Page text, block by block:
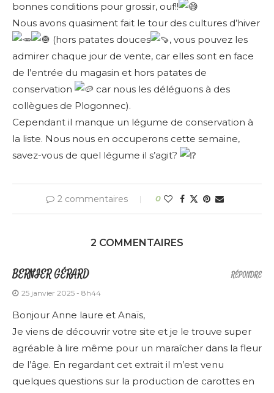
bonnes conditions pour grossir, ouf!!
Nous avons quasiment fait le tour des cultures d’hiver
(hors patates douces
, vous pouvez les
admirer chaque jour de vente, car elles sont en face
de l’entrée du magasin et hors patates de
conservation
car nous les déléguons à des
collègues de Plogonnec).
Cependant il manque un légume de conservation à
la liste. Nous nous en occuperons cette semaine,
savez-vous de quel légume il s’agit?
2 commentaires 0
2 COMMENTAIRES
BERNIER GÉRARD
25 janvier 2025 - 8h44
Bonjour Anne laure et Anaïs,
Je viens de découvrir votre site et je le trouve super
agréable à lire même pour un maraîcher dans la fleur
de l’âge. En regardant cet extrait il m’est venu
quelques questions sur la production de carottes en
RÉPONDRE